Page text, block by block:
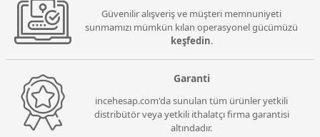
Güvenilir alışveriş ve müşteri memnuniyeti
sunmamızı mümkün kılan operasyonel gücümüzü
keşfedin.
Garanti
incehesap.com'da sunulan tüm ürünler yetkili
distribütör veya yetkili ithalatçı firma garantisi
altındadır.